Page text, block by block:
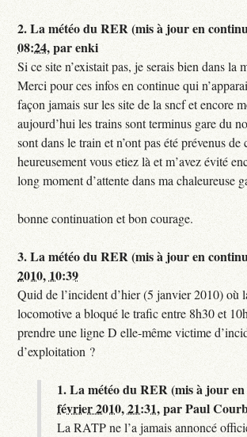
2.La météo du RER (mis à jour en
08:24,parenki
Si ce site n’existait pas, je serais bien dans la
Merci pour ces infos en continue qui
façon jamais sur les site de la sncf et encore
aujourd’hui les trains sont terminus gare du
sont dans le train et n’ont pas été prévenus de
heureusement vous etiez là et m’avez évité
long moment d’attente dans ma chaleureuse
bonne continuation et bon courage.
3.La météo du RER (mis à jour en
2010, 10:39
Quid de l’incident d’hier (5 janvier 2010) où
locomotive a bloqué le trafic entre 8h30 et
prendre une ligne D elle-même victime
d’exploitation ?
1.La météo du RER (mis à jour
février 2010, 21:31,parPaul
La RATP ne l’a jamais annoncé